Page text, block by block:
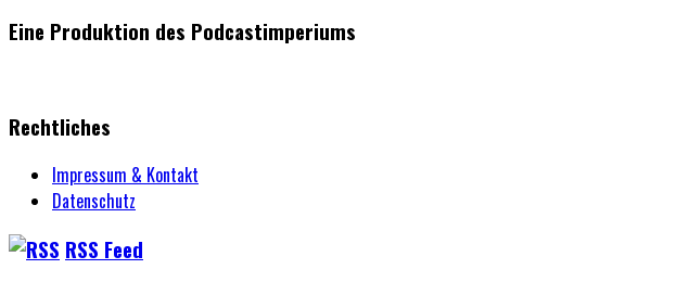
Eine Produktion des Podcastimperiums
Rechtliches
Impressum & Kontakt
Datenschutz
RSS Feed